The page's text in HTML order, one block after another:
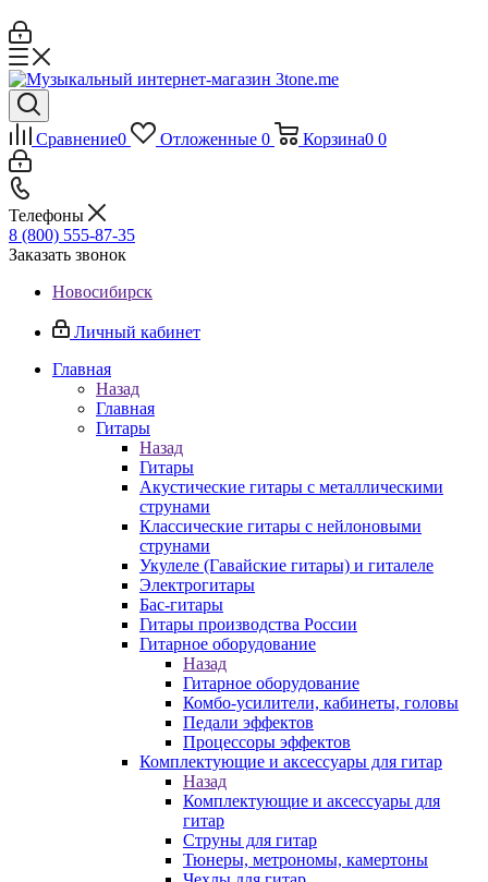
Сравнение0 Отложенные 0 Корзина0 0
Телефоны
8 (800) 555-87-35
Заказать звонок
Новосибирск
Личный кабинет
Главная
Назад
Главная
Гитары
Назад
Гитары
Акустические гитары с металлическими
струнами
Классические гитары с нейлоновыми
струнами
Укулеле (Гавайские гитары) и гиталеле
Электрогитары
Бас-гитары
Гитары производства России
Гитарное оборудование
Назад
Гитарное оборудование
Комбо-усилители, кабинеты, головы
Педали эффектов
Процессоры эффектов
Комплектующие и аксессуары для гитар
Назад
Комплектующие и аксессуары для
гитар
Струны для гитар
Тюнеры, метрономы, камертоны